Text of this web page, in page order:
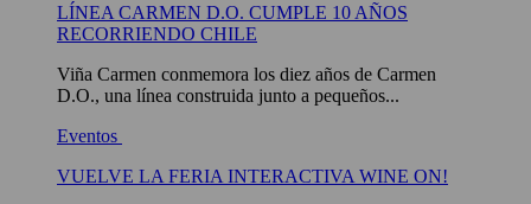
LÍNEA CARMEN D.O. CUMPLE 10 AÑOS
RECORRIENDO CHILE
Viña Carmen conmemora los diez años de Carmen
D.O., una línea construida junto a pequeños...
Eventos
VUELVE LA FERIA INTERACTIVA WINE ON!